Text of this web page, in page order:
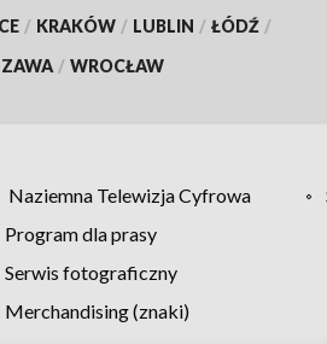
/ KRAKÓW / LUBLIN / ŁÓDŹ /
/ WROCŁAW
Naziemna Telewizja Cyfrowa
Program dla prasy
Serwis fotograficzny
Merchandising (znaki)